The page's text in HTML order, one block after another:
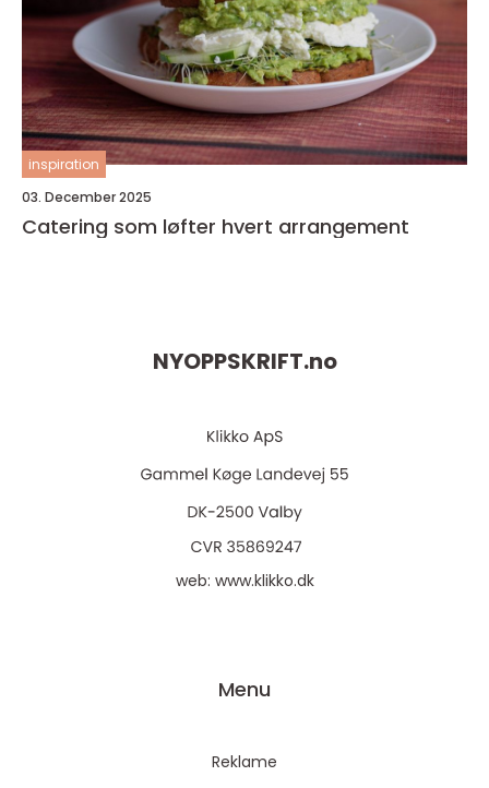
inspiration
03. December 2025
Catering som løfter hvert arrangement
NYOPPSKRIFT.no
web: www.klikko.dk
Menu
Reklame